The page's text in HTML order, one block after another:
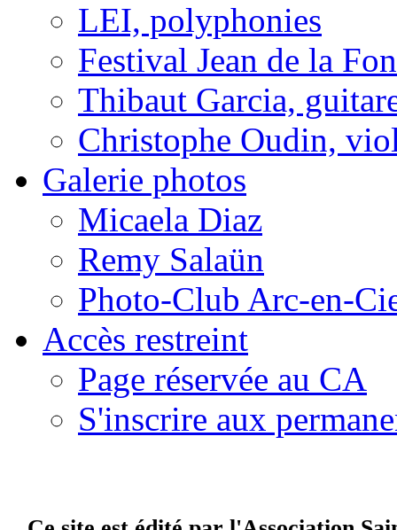
LEI, polyphonies
Festival Jean de la
Thibaut Garcia,
Christophe Oudin,
Galerie photos
Micaela Diaz
Remy Salaün
Photo-Club Arc-en-
Accès restreint
Page réservée au CA
S'inscrire aux